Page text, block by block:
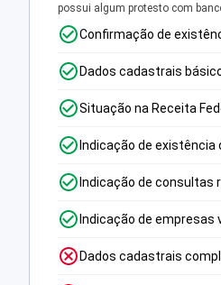
possui algum protesto com
Confirmação de
Dados cadastrais
Situação na Receita
Indicação de
Indicação de consultas
Indicação de empresas
Dados cadastrais